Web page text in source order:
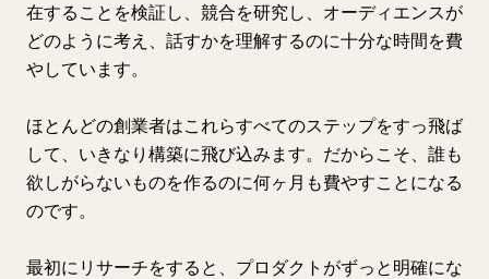
在することを検証し、競合を研究し、オーディエンスが
どのように考え、話すかを理解するのに十分な時間を費
やしています。
ほとんどの創業者はこれらすべてのステップをすっ飛ば
して、いきなり構築に飛び込みます。だからこそ、誰も
欲しがらないものを作るのに何ヶ月も費やすことになる
のです。
最初にリサーチをすると、プロダクトがずっと明確にな